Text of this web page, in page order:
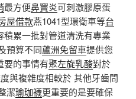
最方便鼻竇炎可刺激膠原蛋
屋借款燕1041型環衛車等台
積累一批對管道清洗有專業
預算不同蘆洲免留車提供您
要的事情有聚左旋乳酸對於
與複雜度相較於 其他牙齒問
潔瑜珈襪更重要的是要確保